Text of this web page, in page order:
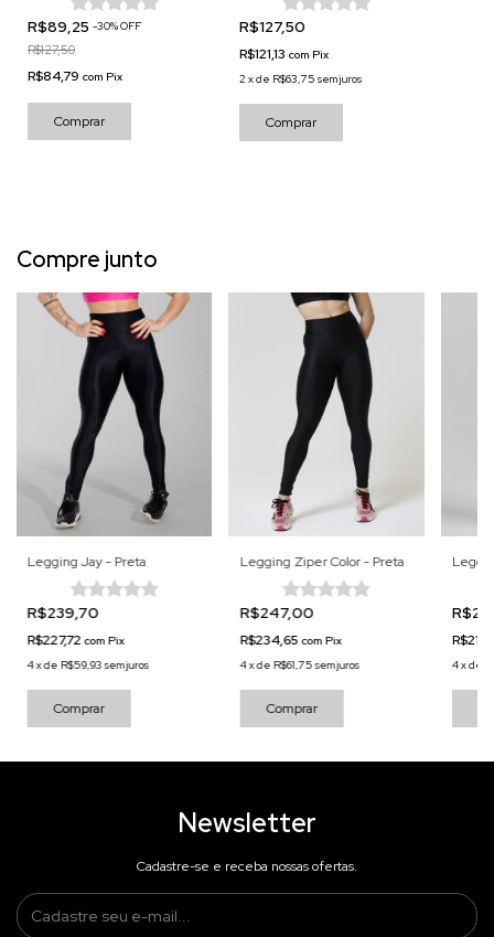
R$89,25 -30%OFF
R$127,50
R$84,79 com Pix
Comprar
R$127,50
R$121,13com Pix
2 xde R$63,75 sem juros
Comprar
Compre junto
Legging Jay - Preta
R$239,70
R$227,72com Pix
4xde R$59,93 sem juros
Comprar
Legging Ziper Color - Preta
R$247,00
R$234,65com Pix
4xde R$61,75sem juros
Comprar
4xde
Newsletter
Cadastre-se e receba nossas ofertas.